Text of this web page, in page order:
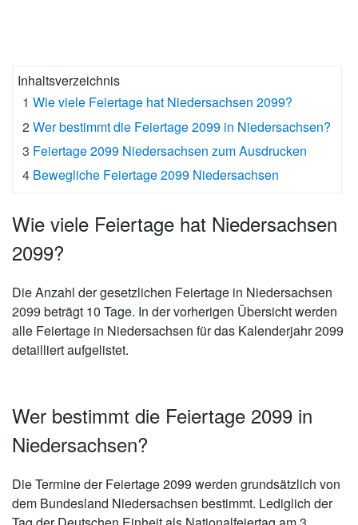
Inhaltsverzeichnis
1 Wie viele Feiertage hat Niedersachsen 2099?
2 Wer bestimmt die Feiertage 2099 in Niedersachsen?
3 Feiertage 2099 Niedersachsen zum Ausdrucken
4 Bewegliche Feiertage 2099 Niedersachsen
Wie viele Feiertage hat Niedersachsen
2099?
Die Anzahl der gesetzlichen Feiertage in Niedersachsen
2099 beträgt 10 Tage. In der vorherigen Übersicht werden
alle Feiertage in Niedersachsen für das Kalenderjahr 2099
detailliert aufgelistet.
Wer bestimmt die Feiertage 2099 in
Niedersachsen?
Die Termine der Feiertage 2099 werden grundsätzlich von
dem Bundesland Niedersachsen bestimmt. Lediglich der